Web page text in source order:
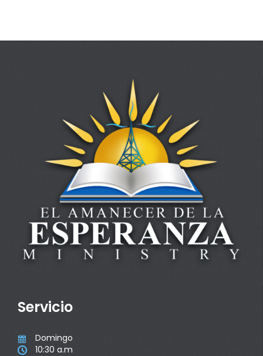
Servicio
 Domingo
 10:30 a.m